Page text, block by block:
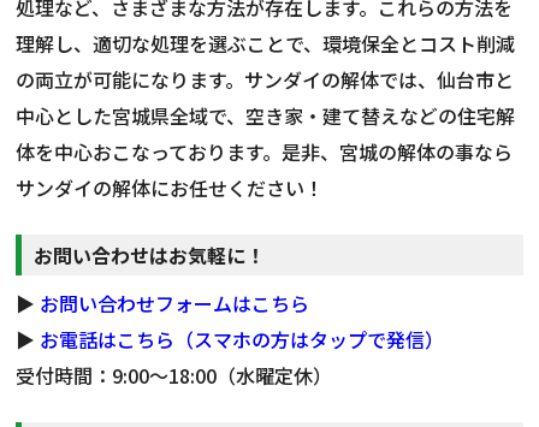
処理など、さまざまな方法が存在します。これらの方法を
理解し、適切な処理を選ぶことで、環境保全とコスト削減
の両立が可能になります。サンダイの解体では、仙台市と
中心とした宮城県全域で、空き家・建て替えなどの住宅解
体を中心おこなっております。是非、宮城の解体の事なら
サンダイの解体にお任せください！
お問い合わせはお気軽に！
▶ お問い合わせフォームはこちら
▶ お電話はこちら（スマホの方はタップで発信）
受付時間：9:00～18:00（水曜定休）